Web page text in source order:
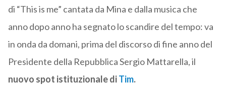
di “This is me” cantata da Mina e dalla musica che
anno dopo anno ha segnato lo scandire del tempo: va
in onda da domani, prima del discorso di fine anno del
Presidente della Repubblica Sergio Mattarella, il
nuovo spot istituzionale diTim.